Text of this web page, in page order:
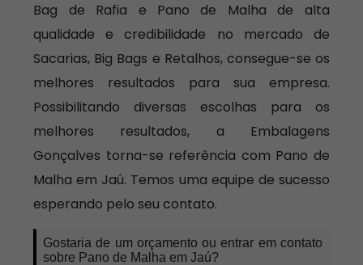
Bag de Rafia e Pano de Malha de alta
qualidade e credibilidade no mercado de
Sacarias, Big Bags e Retalhos, consegue-se os
melhores resultados para sua empresa.
Possibilitando diversas escolhas para os
melhores resultados, a Embalagens
Gonçalves torna-se referência com Pano de
Malha em Jaú. Temos uma equipe de sucesso
esperando pelo seu contato.
Gostaria de um orçamento ou entrar em contato
sobre Pano de Malha em Jaú?